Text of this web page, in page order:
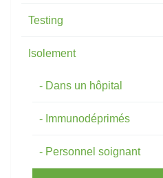
Testing
Isolement
Dans un hôpital
Immunodéprimés
Personnel soignant